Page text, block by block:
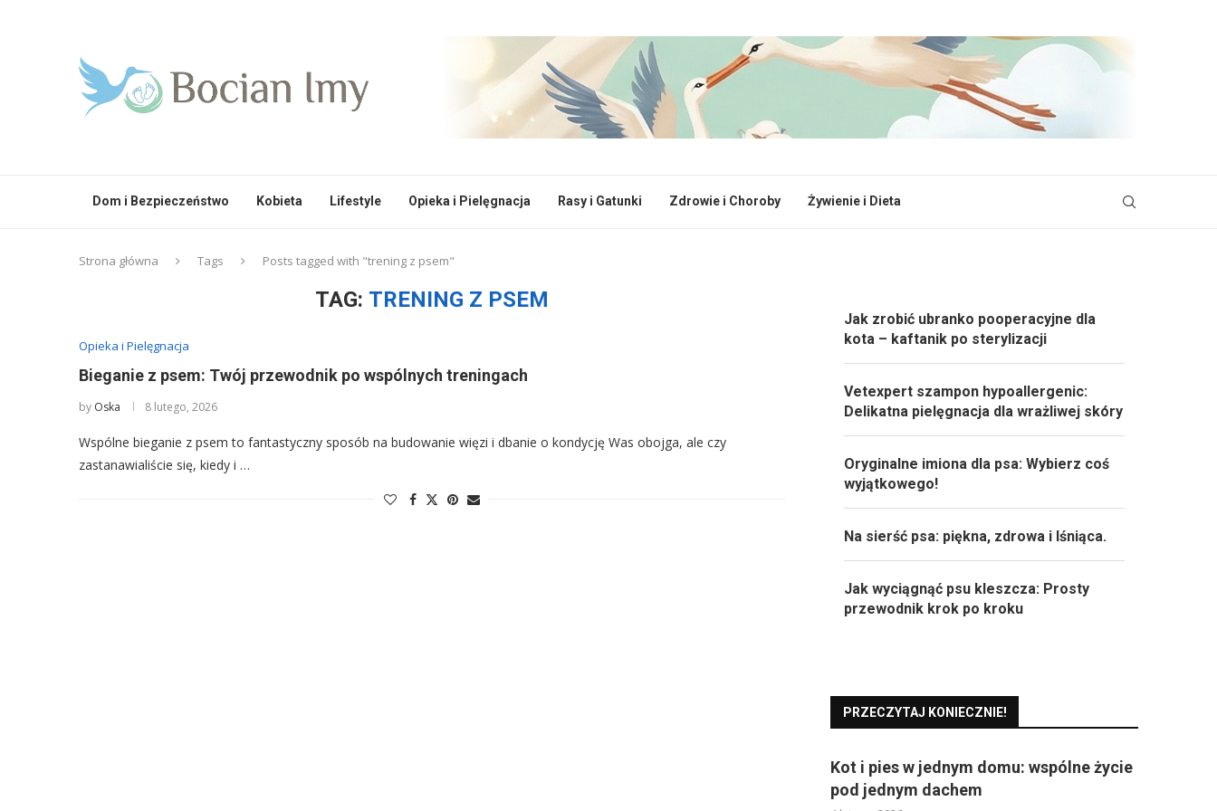
Dom i Bezpieczeństwo Kobieta Lifestyle Opieka i Pielęgnacja Rasy i Gatunki Zdrowie i Choroby Żywienie i Dieta
Strona główna Tags Posts tagged with "trening z psem"
TAG: TRENING Z PSEM
Opieka i Pielęgnacja
Bieganie z psem: Twój przewodnik po wspólnych treningach
by Oska 8 lutego, 2026
Wspólne bieganie z psem to fantastyczny sposób na budowanie więzi i dbanie o kondycję Was obojga, ale czy
zastanawialiście się, kiedy i …
Jak zrobić ubranko pooperacyjne dla
kota – kaftanik po sterylizacji
Vetexpert szampon hypoallergenic:
Delikatna pielęgnacja dla wrażliwej skóry
Oryginalne imiona dla psa: Wybierz coś
wyjątkowego!
Na sierść psa: piękna, zdrowa i lśniąca.
Jak wyciągnąć psu kleszcza: Prosty
przewodnik krok po kroku
PRZECZYTAJ KONIECZNIE!
Kot i pies w jednym domu: wspólne życie
pod jednym dachem